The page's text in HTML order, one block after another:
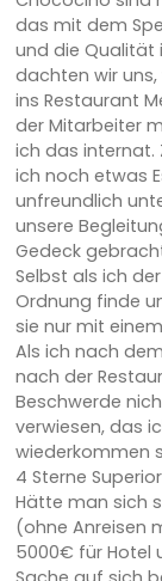
das mit dem
und die Qualität
dachten wir
ins Restaurant
der Mitarbeiter
ich das internat.
ich noch etwas
unfreundlich
unsere
Gedeck
Selbst als ich
Ordnung finde
sie nur mit
Als ich nach
nach der
Beschwerde
verwiesen, das
wiederkommen
4 Sterne
Hätte man sich
(ohne Anreisen
5000€ für Hotel